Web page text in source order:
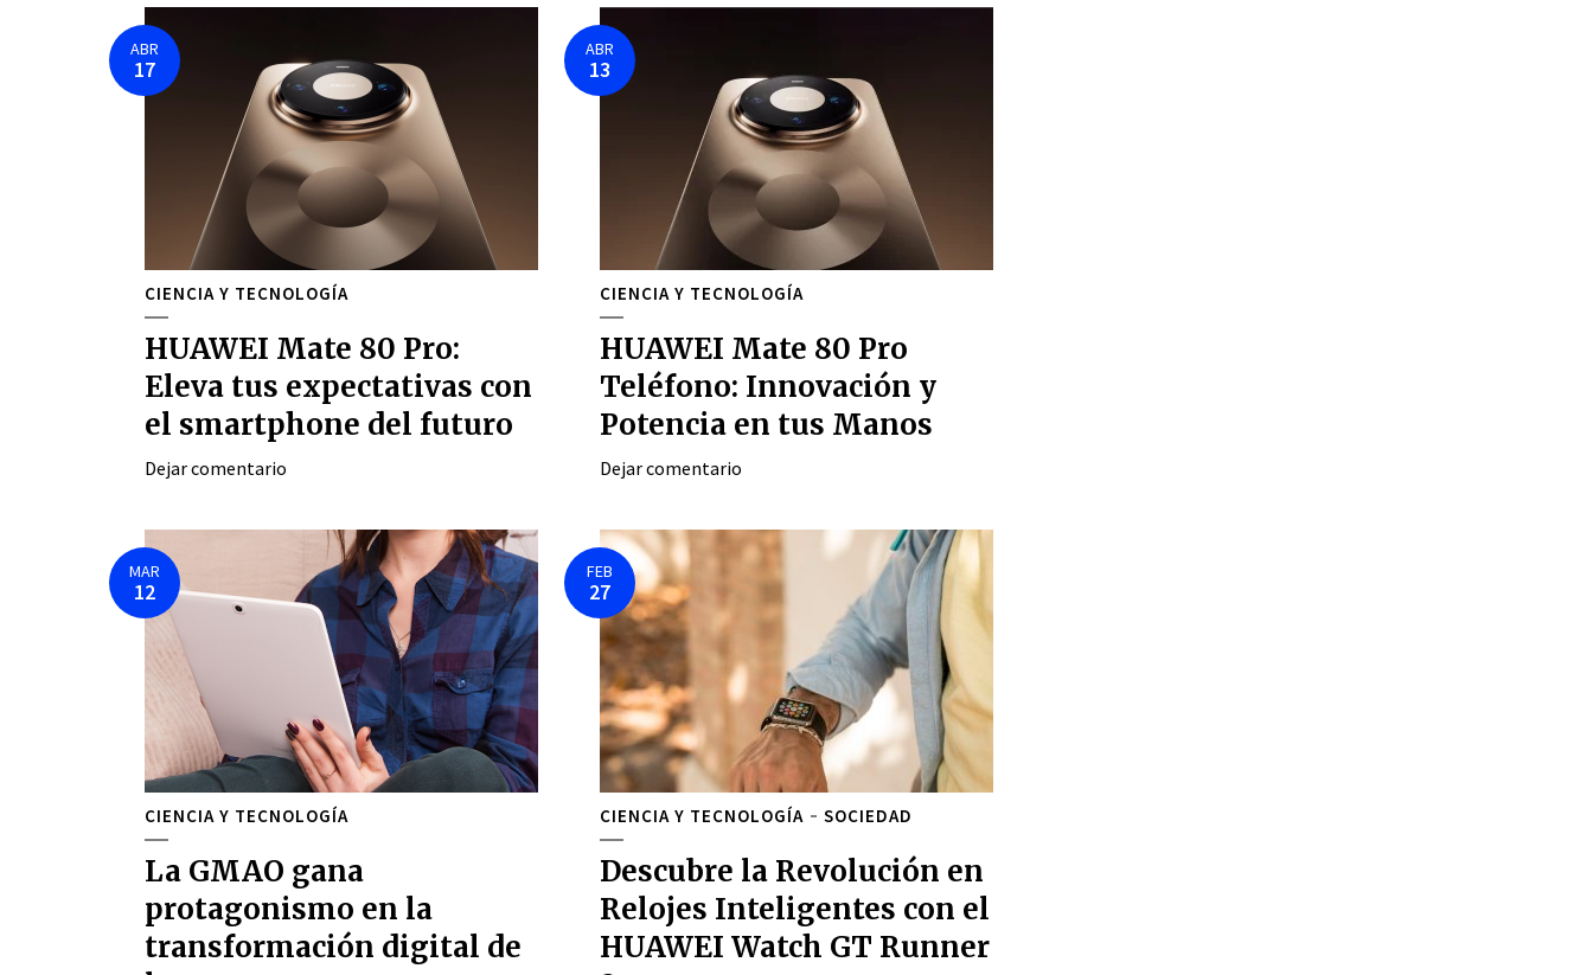
ABR
17
CIENCIA Y TECNOLOGÍA
HUAWEI Mate 80 Pro:
Eleva tus expectativas con
el smartphone del futuro
Dejar comentario
ABR
13
CIENCIA Y TECNOLOGÍA
HUAWEI Mate 80 Pro
Teléfono: Innovación y
Potencia en tus Manos
Dejar comentario
MAR
12
CIENCIA Y TECNOLOGÍA
La GMAO gana
protagonismo en la
transformación digital de
FEB
27
CIENCIA Y TECNOLOGÍA SOCIEDAD
Descubre la Revolución en
Relojes Inteligentes con el
HUAWEI Watch GT Runner